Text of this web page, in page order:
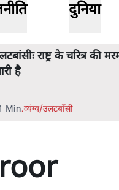
दुनिया
राष्ट्र के चरित्र की
है
Min.व्यंग्य/उलटबाँसी